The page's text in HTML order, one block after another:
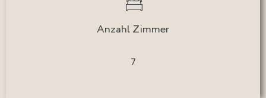
Anzahl Zimmer
7